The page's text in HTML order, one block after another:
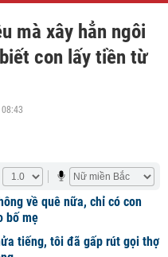
mà xây hẳn ngôi
con lấy tiền từ
về quê nữa, chỉ có con
bố mẹ
tiếng, tôi đã gấp rút gọi thợ